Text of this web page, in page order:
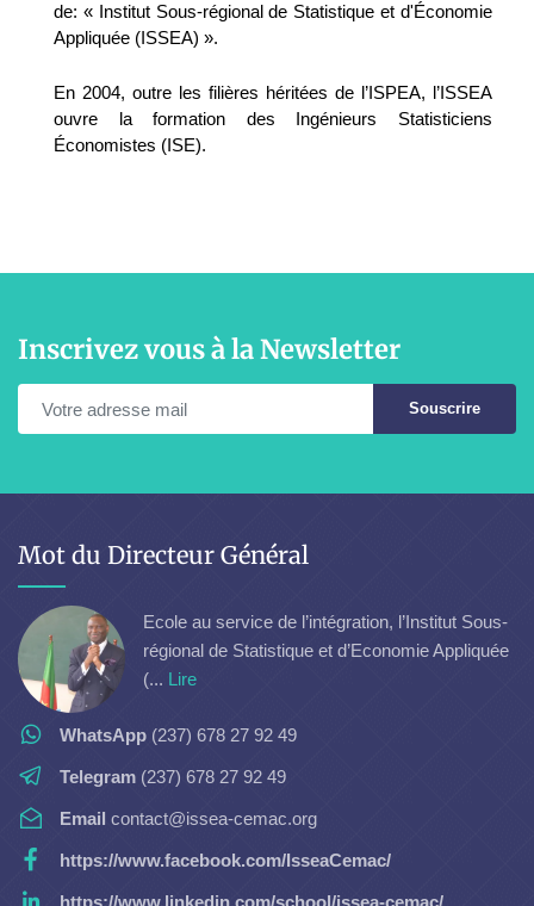
de: « Institut Sous-régional de Statistique et d'Économie
Appliquée (ISSEA) ».
En 2004, outre les filières héritées de l’ISPEA, l’ISSEA
ouvre la formation des Ingénieurs Statisticiens
Économistes (ISE).
Inscrivez vous à la Newsletter
Souscrire
Mot du Directeur Général
Ecole au service de l’intégration, l’Institut Sous-
régional de Statistique et d’Economie Appliquée
(... Lire
WhatsApp (237) 678 27 92 49
Telegram (237) 678 27 92 49
Email contact@issea-cemac.org
https://www.facebook.com/IsseaCemac/